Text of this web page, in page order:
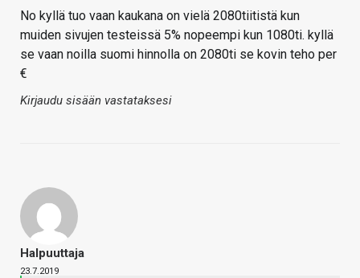
No kyllä tuo vaan kaukana on vielä 2080tiitistä kun
muiden sivujen testeissä 5% nopeempi kun 1080ti. kyllä
se vaan noilla suomi hinnolla on 2080ti se kovin teho per
€
Kirjaudu sisään vastataksesi
Halpuuttaja
23.7.2019